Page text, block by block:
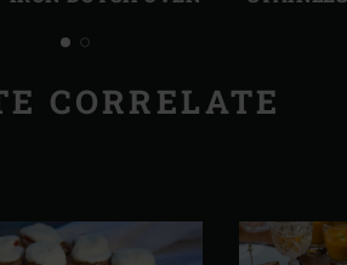
CORRELATE